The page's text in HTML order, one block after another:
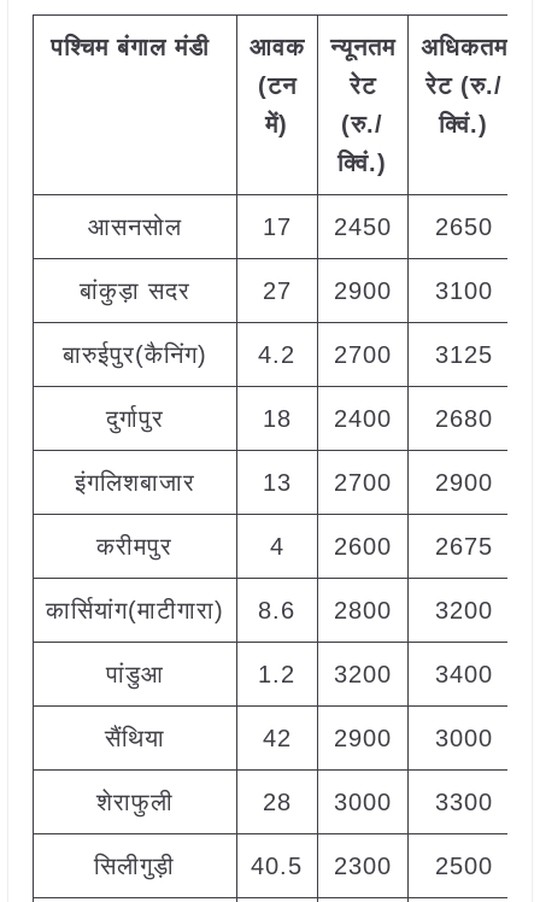
पश्चिम बंगाल मंडी
आवक
(टन
में)
न्यूनतम
रेट
(रु./
क्विं.)
अधिकतम
रेट (रु./
क्विं.)
आसनसोल 17 2450 2650
बांकुड़ा सदर 27 2900 3100
बारुईपुर(कैनिंग) 4.2 2700 3125
दुर्गापुर 18 2400 2680
इंगलिशबाजार 13 2700 2900
करीमपुर 4 2600 2675
कार्सियांग(माटीगारा) 8.6 2800 3200
पांडुआ 1.2 3200 3400
सैंथिया 42 2900 3000
शेराफुली 28 3000 3300
सिलीगुड़ी 40.5 2300 2500